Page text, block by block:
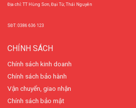
Địa chỉ: TT Hùng Sơn, Đại Từ, Thái Nguyên
SĐT: 0386 636 123
CHÍNH SÁCH
Chính sách kinh doanh
Chính sách bảo hành
Vận chuyển, giao nhận
Chính sách bảo mật